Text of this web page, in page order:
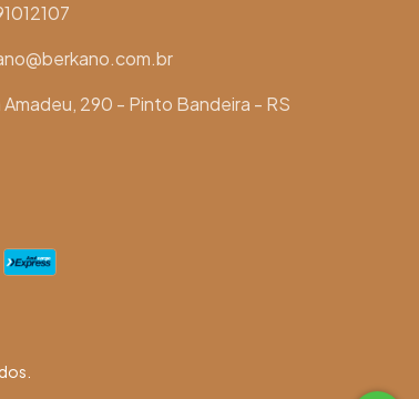
Amadeu, 290 - Pinto Bandeira - RS